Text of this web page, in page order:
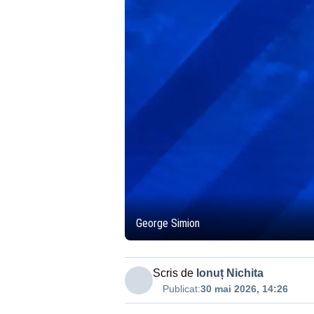
George Simion
Scris de Ionuț Nichita
Publicat:30 mai 2026, 14:26